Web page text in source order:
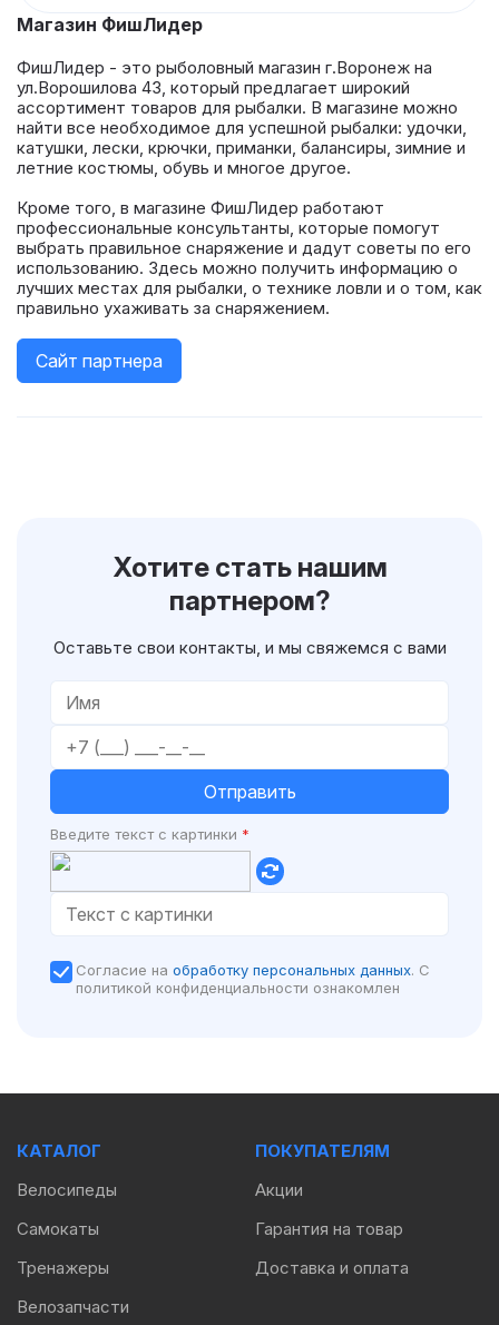
Магазин ФишЛидер
ФишЛидер - это рыболовный магазин г.Воронеж на
ул.Ворошилова 43, который предлагает широкий
ассортимент товаров для рыбалки. В магазине можно
найти все необходимое для успешной рыбалки: удочки,
катушки, лески, крючки, приманки, балансиры, зимние и
летние костюмы, обувь и многое другое.
Кроме того, в магазине ФишЛидер работают
профессиональные консультанты, которые помогут
выбрать правильное снаряжение и дадут советы по его
использованию. Здесь можно получить информацию о
лучших местах для рыбалки, о технике ловли и о том, как
правильно ухаживать за снаряжением.
Сайт партнера
Хотите стать нашим
партнером?
Оставьте свои контакты, и мы свяжемся с вами
Введите текст с картинки *
Согласие на обработку персональных данных. C
политикой конфиденциальности ознакомлен
КАТАЛОГ
Велосипеды
Самокаты
Тренажеры
Велозапчасти
ПОКУПАТЕЛЯМ
Акции
Гарантия на товар
Доставка и оплата